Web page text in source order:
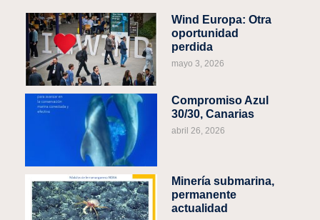
Wind Europa: Otra
oportunidad
perdida
mayo 3, 2026
Compromiso Azul
30/30, Canarias
abril 26, 2026
Minería submarina,
permanente
actualidad